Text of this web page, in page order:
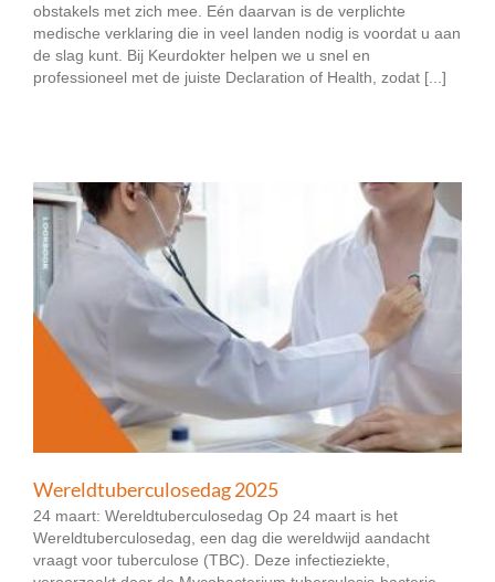
obstakels met zich mee. Eén daarvan is de verplichte
medische verklaring die in veel landen nodig is voordat u aan
de slag kunt. Bij Keurdokter helpen we u snel en
professioneel met de juiste Declaration of Health, zodat [...]
Wereldtuberculosedag 2025
24 maart: Wereldtuberculosedag Op 24 maart is het
Wereldtuberculosedag, een dag die wereldwijd aandacht
vraagt voor tuberculose (TBC). Deze infectieziekte,